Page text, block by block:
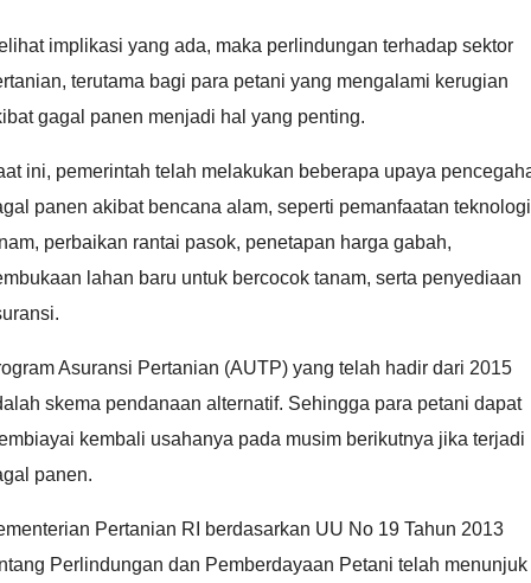
implikasi yang ada, maka perlindungan terhadap sektor
terutama bagi para petani yang mengalami kerugian
gagal panen menjadi hal yang penting.
ini, pemerintah telah melakukan beberapa upaya
panen akibat bencana alam, seperti pemanfaatan teknologi
perbaikan rantai pasok, penetapan harga gabah,
lahan baru untuk bercocok tanam, serta penyediaan
Asuransi Pertanian (AUTP) yang telah hadir dari 2015
skema pendanaan alternatif. Sehingga para petani dapat
kembali usahanya pada musim berikutnya jika terjadi
panen.
Pertanian RI berdasarkan UU No 19 Tahun 2013
Perlindungan dan Pemberdayaan Petani telah menunjuk